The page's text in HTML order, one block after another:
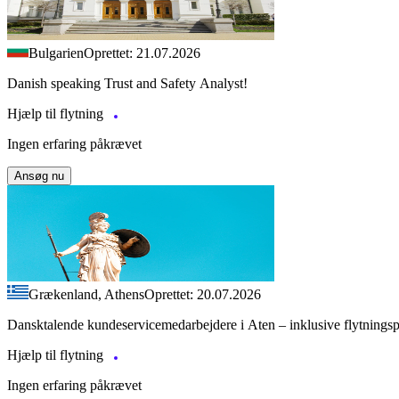
BulgarienOprettet: 21.07.2026
Danish speaking Trust and Safety Analyst!
Hjælp til flytning
Ingen erfaring påkrævet
Ansøg nu
Grækenland, AthensOprettet: 20.07.2026
Dansktalende kundeservicemedarbejdere i Aten – inklusive
Hjælp til flytning
Ingen erfaring påkrævet